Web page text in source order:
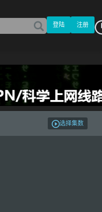
登陆 注册
选择集数